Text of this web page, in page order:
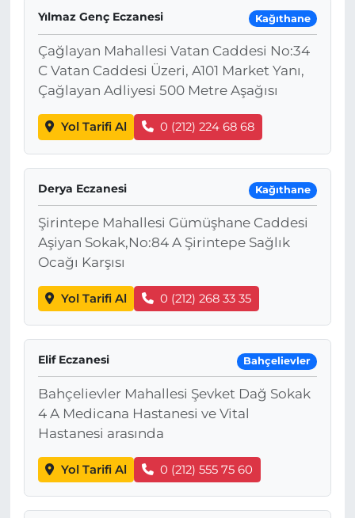
Yılmaz Genç Eczanesi Kağıthane
Çağlayan Mahallesi Vatan Caddesi No:34
C Vatan Caddesi Üzeri, A101 Market Yanı,
Çağlayan Adliyesi 500 Metre Aşağısı
Yol Tarifi Al 0 (212) 224 68 68
Derya Eczanesi Kağıthane
Şirintepe Mahallesi Gümüşhane Caddesi
Aşiyan Sokak,No:84 A Şirintepe Sağlık
Ocağı Karşısı
Yol Tarifi Al 0 (212) 268 33 35
Elif Eczanesi Bahçelievler
Bahçelievler Mahallesi Şevket Dağ Sokak
4 A Medicana Hastanesi ve Vital
Hastanesi arasında
Yol Tarifi Al 0 (212) 555 75 60